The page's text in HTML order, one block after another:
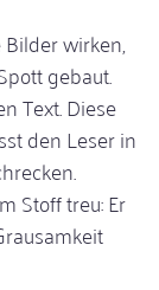
wirken,
gebaut.
Text. Diese
den Leser in
Stoff treu: Er